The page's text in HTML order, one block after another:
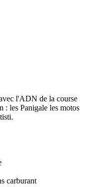
l'ADN de la course
: les Panigale les motos
carburant